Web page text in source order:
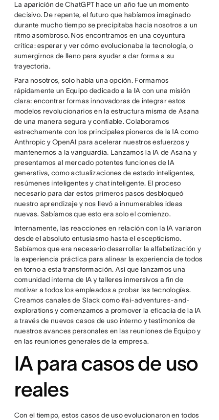
La aparición de ChatGPT hace un año fue un momento
decisivo. De repente, el futuro que habíamos imaginado
durante mucho tiempo se precipitaba hacia nosotros a un
ritmo asombroso. Nos encontramos en una coyuntura
crítica: esperar y ver cómo evolucionaba la tecnología, o
sumergirnos de lleno para ayudar a dar forma a su
trayectoria.
Para nosotros, solo había una opción. Formamos
rápidamente un Equipo dedicado a la IA con una misión
clara: encontrar formas innovadoras de integrar estos
modelos revolucionarios en la estructura misma de Asana
de una manera segura y confiable. Colaboramos
estrechamente con los principales pioneros de la IA como
Anthropic y OpenAI para acelerar nuestros esfuerzos y
mantenernos a la vanguardia. Lanzamos la IA de Asana y
presentamos al mercado potentes funciones de IA
generativa, como actualizaciones de estado inteligentes,
resúmenes inteligentes y chat inteligente. El proceso
necesario para dar estos primeros pasos desbloqueó
nuestro aprendizaje y nos llevó a innumerables ideas
nuevas. Sabíamos que esto era solo el comienzo.
Internamente, las reacciones en relación con la IA variaron
desde el absoluto entusiasmo hasta el escepticismo.
Sabíamos que era necesario desarrollar la alfabetización y
la experiencia práctica para alinear la experiencia de todos
en torno a esta transformación. Así que lanzamos una
comunidad interna de IA y talleres inmersivos a fin de
motivar a todos los empleados a probar las tecnologías.
Creamos canales de Slack como #ai-adventures-and-
explorations y comenzamos a promover la eficacia de la IA
a través de nuevos casos de uso interno y testimonios de
nuestros avances personales en las reuniones de Equipo y
en las reuniones generales de la empresa.
IA para casos de uso
reales
Con el tiempo, estos casos de uso evolucionaron en todos